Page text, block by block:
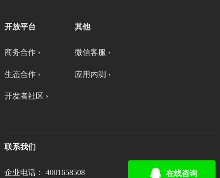
开放平台
商务合作 ›
生态合作 ›
开发者社区 ›
其他
微信客服 ›
应用内测 ›
联系我们
企业电话： 4001658508 在线咨询